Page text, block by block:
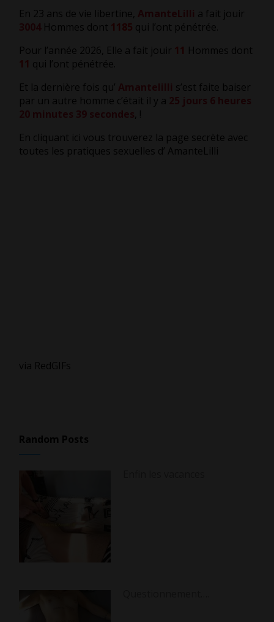
En 23 ans de vie libertine,
a fait jouir
Hommes dont 1185 qui l’ont pénétrée.
Pour l’année 2026, Elle a fait jouir 11 Hommes dont
11 qui l’ont pénétrée.
Et la dernière fois qu’
s’est faite baiser
par un autre homme c’était il y a
!
En cliquant ici vous trouverez la page secrète avec
toutes les pratiques sexuelles d’ AmanteLilli
via RedGIFs
Random Posts